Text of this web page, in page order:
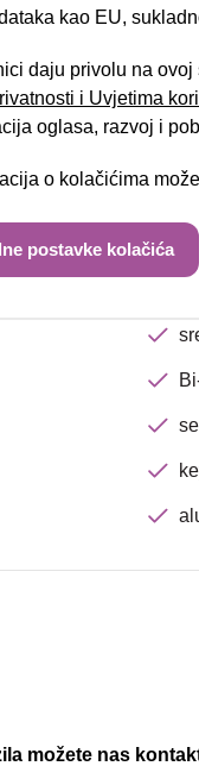
možete nas
kao EU,
daju privolu na
i Uvjetima
oglasa, razvoj i
o kolačićima
postavke kolačića